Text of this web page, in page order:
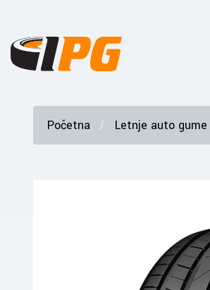
Početna Letnje auto gume